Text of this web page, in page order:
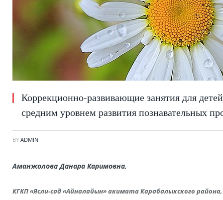
Коррекционно-развивающие занятия для
средним уровнем развития познавательных
BY ADMIN
Аманжолова Данара Каримовна,
КГКП «Ясли-сад «Айналайын» акимата Карабалыкского